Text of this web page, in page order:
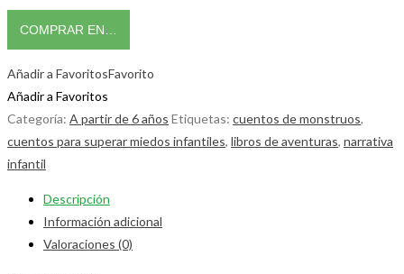
COMPRAR EN…
Añadir a FavoritosFavorito
Añadir a Favoritos
Categoría: A partir de 6 años Etiquetas: cuentos de monstruos,
cuentos para superar miedos infantiles, libros de aventuras, narrativa
infantil
Descripción
Información adicional
Valoraciones (0)